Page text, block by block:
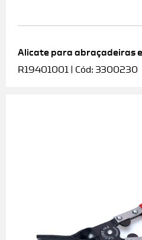
Alicate para abraçadeiras
R19401001 | Cód: 3300230